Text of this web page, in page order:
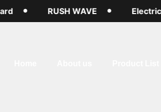
RUSH WAVE Electric